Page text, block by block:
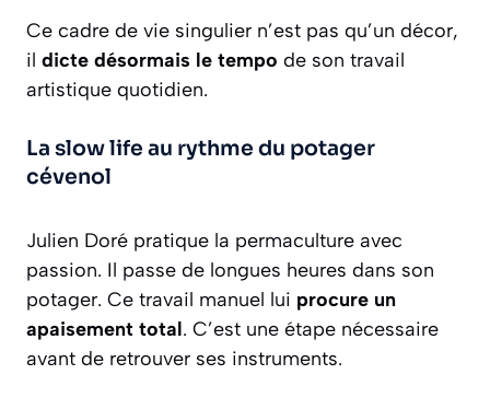
Ce cadre de vie singulier n’est pas qu’un décor,
il dicte désormais le tempo de son travail
artistique quotidien.
La slow life au rythme du potager
cévenol
Julien Doré pratique la permaculture avec
passion. Il passe de longues heures dans son
potager. Ce travail manuel lui procure un
apaisement total. C’est une étape nécessaire
avant de retrouver ses instruments.